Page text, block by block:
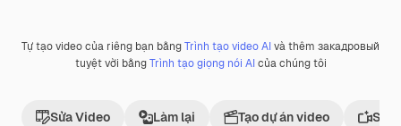
Tự tạo video của riêng bạn bằngTrình tạo video AIvà thêm закадровый
tuyệt vời bằngTrình tạo giọng nói AIcủa chúng tôi
Sửa Video Làm lại Tạo dự án video Sử